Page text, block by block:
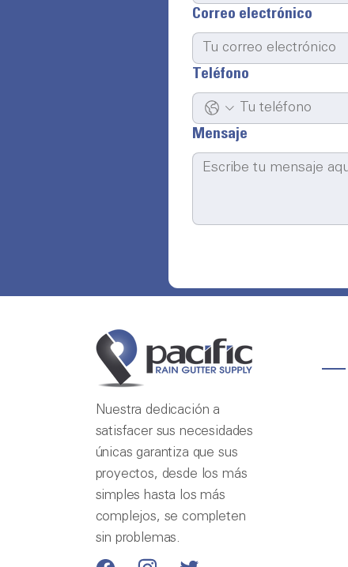
Correo electrónico
Teléfono
Mensaje
Nuestra dedicación a
satisfacer sus necesidades
únicas garantiza que sus
proyectos, desde los más
simples hasta los más
complejos, se completen
sin problemas.